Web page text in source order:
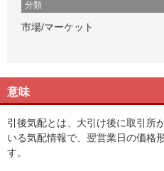
分類
市場/マーケット
意味
引後気配とは、大引け後に取引所
いる気配情報で、翌営業日の価格
す。